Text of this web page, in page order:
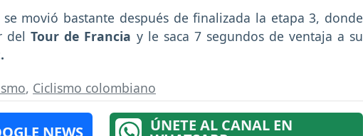
movió bastante después de finalizada la etapa 3, donde
delTour de Francia y le saca 7 segundos de ventaja a su
, Ciclismo colombiano
ÚNETE AL CANAL EN